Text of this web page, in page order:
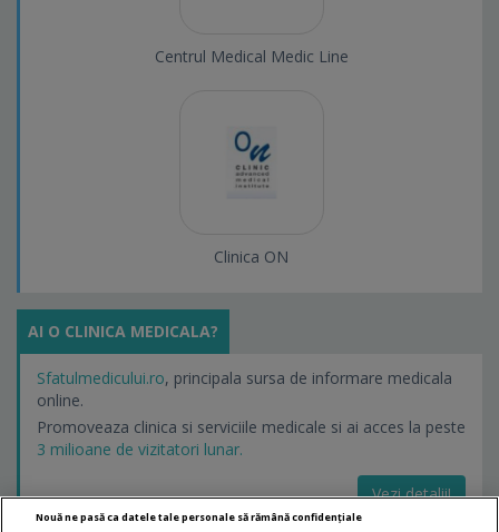
Centrul Medical Medic Line
Clinica ON
AI O CLINICA MEDICALA?
Sfatulmedicului.ro, principala sursa de informare medicala
online.
Promoveaza clinica si serviciile medicale si ai acces la peste
3 milioane de vizitatori lunar.
Vezi detalii!
Nouă ne pasă ca datele tale personale să rămână confidențiale